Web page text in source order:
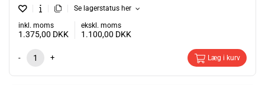
Se lagerstatus her
inkl. moms
1.375,00 DKK
ekskl. moms
1.100,00 DKK
- + Læg i kurv